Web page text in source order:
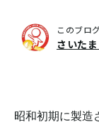
このブロ
さいた
昭和初期に製造